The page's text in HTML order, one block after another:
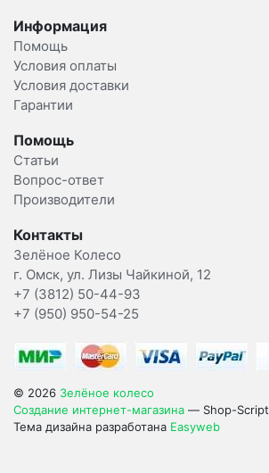
Информация
Помощь
Условия оплаты
Условия доставки
Гарантии
Помощь
Статьи
Вопрос-ответ
Производители
Контакты
Зелёное Колесо
г. Омск, ул. Лизы Чайкиной, 12
+7 (3812) 50-44-93
+7 (950) 950-54-25
© 2026 Зелёное колесо
Создание интернет-магазина — Shop-Script
Тема дизайна разработана Easyweb